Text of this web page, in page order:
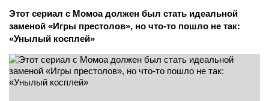
Этот сериал с Момоа должен был стать идеальной
заменой «Игры престолов», но что-то пошло не так:
«Унылый косплей»